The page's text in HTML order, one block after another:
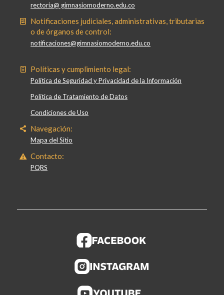
rectoria@ gimnasiomoderno.edu.co
Notificaciones judiciales, administrativas, tributarias
o de órganos de control:
notificaciones@gimnasiomoderno.edu.co
Políticas y cumplimiento legal:
Política de Seguridad y Privacidad de la Información
Política de Tratamiento de Datos
Condiciones de Uso
Navegación:
Mapa del Sitio
Contacto:
PQRS